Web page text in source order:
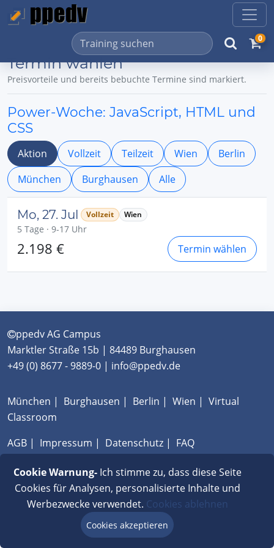
0
Termin wählen
Preisvorteile und bereits bebuchte Termine sind markiert.
Power-Woche: JavaScript, HTML und
CSS
Aktion Vollzeit Teilzeit Wien
Berlin
München
Burghausen Alle
Mo, 27. Jul Vollzeit Wien
5 Tage · 9-17 Uhr
2.198 € Termin wählen
ppedv AG Campus
Marktler Straße 15b | 84489 Burghausen
+49 (0) 8677 - 9889-0 | info@ppedv.de
München | Burghausen | Berlin | Wien | Virtual
Classroom
AGB | Impressum | Datenschutz | FAQ
Cookie Warnung-Ich stimme zu, dass diese Seite
Cookies für Analysen, personalisierte Inhalte und
Werbezwecke verwendet. Cookies ablehnen
Cookies akzeptieren